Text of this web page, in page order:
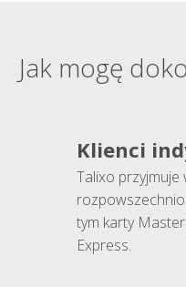
Jak mogę
Klienci
Talixo przyjmuje
tym karty
Express.